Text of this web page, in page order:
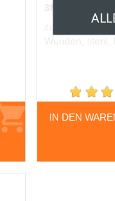
3M Steri-Strip
zum
IN DEN